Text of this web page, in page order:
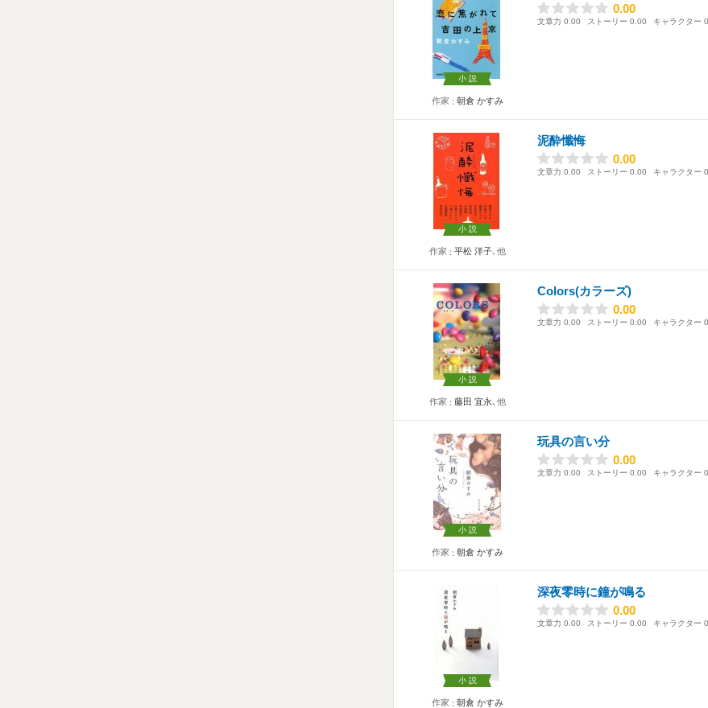
小説
作家 朝倉 かすみ
0.00
0.00
文章力 0.00 ストーリー 0.00 キャラクター
小説
作家 平松 洋子､他
泥酔懺悔
0.00
0.00
文章力 0.00 ストーリー 0.00 キャラクター
小説
作家 藤田 宜永､他
Colors(カラーズ)
0.00
0.00
文章力 0.00 ストーリー 0.00 キャラクター
小説
作家 朝倉 かすみ
玩具の言い分
0.00
0.00
文章力 0.00 ストーリー 0.00 キャラクター
小説
作家 朝倉 かすみ
深夜零時に鐘が鳴る
0.00
0.00
文章力 0.00 ストーリー 0.00 キャラクター